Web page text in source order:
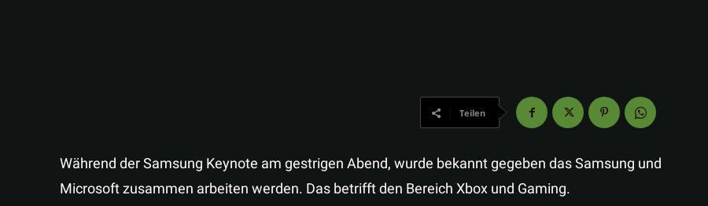
Teilen
Während der Samsung Keynote am gestrigen Abend, wurde bekannt gegeben das Samsung und
Microsoft zusammen arbeiten werden. Das betrifft den Bereich Xbox und Gaming.